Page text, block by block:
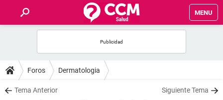
MENU
FOROS
SALUD
Foros Dermatologia
Tema Anterior Siguiente Tema